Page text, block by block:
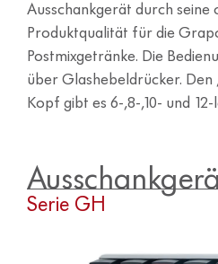
Ausschankgerät durch seine
Produktqualität für die
Postmixgetränke. Die
über Glashebeldrücker. Den
Kopf gibt es 6-,8-,10- und
Serie GH